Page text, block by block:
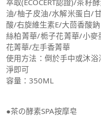
萃取(ECOCERT認證)/茶籽
油/柚子皮油/水解米蛋白/
酸/右旋維生素E/大茴香酸鈉
絲柏菁華/栀子花菁華/小
花菁華/左手香菁華
使用方法：倒於手中或沐
淨即可
容量：350ML
●茶の酵素SPA按摩皂